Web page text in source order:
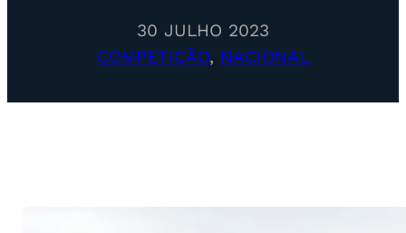
30 JULHO 2023
COMPETIÇÃO, NACIONAL